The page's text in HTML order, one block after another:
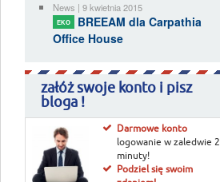
News | 9 kwietnia 2015
EKO
BREEAM dla Carpathia
Office House
załóż swoje konto i pisz
bloga !
Darmowe konto
logowanie w zaledwie 2
minuty!
Podziel się swoim